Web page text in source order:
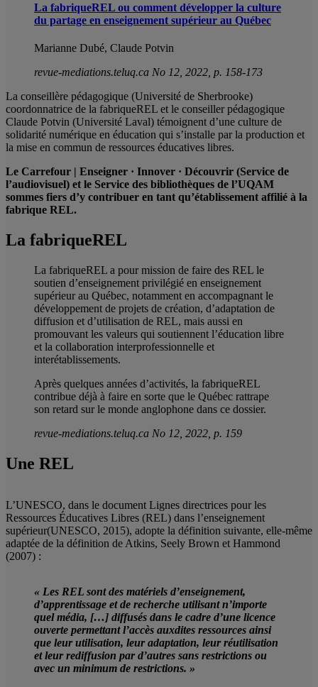
La fabriqueREL ou comment développer la culture
du partage en enseignement supérieur au Québec
Marianne Dubé, Claude Potvin
revue-mediations.teluq.ca No 12, 2022, p. 158-173
La conseillère pédagogique (Université de Sherbrooke)
coordonnatrice de la fabriqueREL et le conseiller pédagogique
Claude Potvin (Université Laval) témoignent d’une culture de
solidarité numérique en éducation qui s’installe par la production et
la mise en commun de ressources éducatives libres.
Le Carrefour | Enseigner · Innover · Découvrir (Service de
l’audiovisuel) et le Service des bibliothèques de l’UQAM
sommes fiers d’y contribuer en tant qu’établissement affilié à la
fabrique REL.
La fabriqueREL
La fabriqueREL a pour mission de faire des REL le
soutien d’enseignement privilégié en enseignement
supérieur au Québec, notamment en accompagnant le
développement de projets de création, d’adaptation de
diffusion et d’utilisation de REL, mais aussi en
promouvant les valeurs qui soutiennent l’éducation libre
et la collaboration interprofessionnelle et
interétablissements.
Après quelques années d’activités, la fabriqueREL
contribue déjà à faire en sorte que le Québec rattrape
son retard sur le monde anglophone dans ce dossier.
revue-mediations.teluq.ca No 12, 2022, p. 159
Une REL
L’UNESCO, dans le document Lignes directrices pour les
Ressources Éducatives Libres (REL) dans l’enseignement
supérieur(UNESCO, 2015), adopte la définition suivante, elle-même
adaptée de la définition de Atkins, Seely Brown et Hammond
(2007) :
« Les REL sont des matériels d’enseignement,
d’apprentissage et de recherche utilisant n’importe
quel média, […] diffusés dans le cadre d’une licence
ouverte permettant l’accès auxdites ressources ainsi
que leur utilisation, leur adaptation, leur réutilisation
et leur rediffusion par d’autres sans restrictions ou
avec un minimum de restrictions. »